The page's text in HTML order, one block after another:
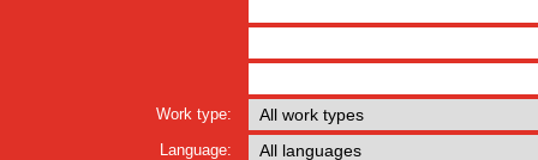
Work type:
Language: